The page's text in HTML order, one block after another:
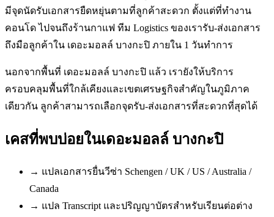
มีจุดนัดรับเอกสารยืดหยุ่นตามที่ลูกค้าสะดวก ตั้งแต่ที่ทำงาน
คอนโด ไปจนถึงร้านกาแฟ ทีม Logistics ของเรารับ-ส่งเอกสาร
ถึงมือลูกค้าใน เดอะมอลล์ บางกะปิ ภายใน 1 วันทำการ
นอกจากพื้นที่ เดอะมอลล์ บางกะปิ แล้ว เรายังให้บริการ
ครอบคลุมพื้นที่ใกล้เคียงและเขตเศรษฐกิจสำคัญในภูมิภาค
เดียวกัน ลูกค้าสามารถเลือกจุดรับ-ส่งเอกสารที่สะดวกที่สุดได้
เคสที่พบบ่อยในเดอะมอลล์ บางกะปิ
→ แปลเอกสารยื่นวีซ่า Schengen / UK / US / Australia /
Canada
→ แปล Transcript และปริญญาบัตรสำหรับเรียนต่อต่าง